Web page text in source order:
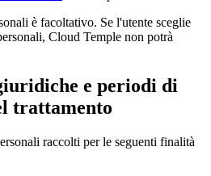
è facoltativo. Se l'utente sceglie
Cloud Temple non potrà
e periodi di
trattamento
raccolti per le seguenti finalità